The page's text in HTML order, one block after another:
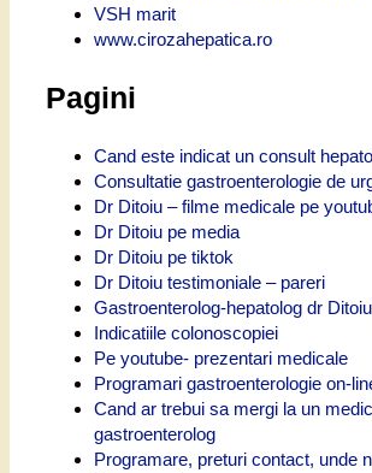
VSH marit
www.cirozahepatica.ro
Pagini
Cand este indicat un consult
Consultatie gastroenterologie de
Dr Ditoiu – filme medicale pe
Dr Ditoiu pe media
Dr Ditoiu pe tiktok
Dr Ditoiu testimoniale – pareri
Gastroenterolog-hepatolog dr
Indicatiile colonoscopiei
Pe youtube- prezentari medicale
Programari gastroenterologie on-
Cand ar trebui sa mergi la un medic
gastroenterolog
Programare, preturi contact, unde